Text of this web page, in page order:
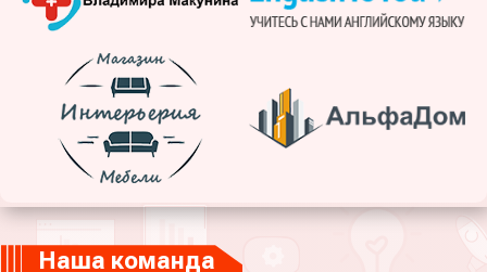
Наша команда